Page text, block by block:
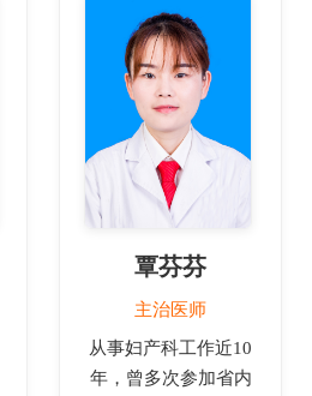
覃芬芬
主治医师
从事妇产科工作近10
年，曾多次参加省内